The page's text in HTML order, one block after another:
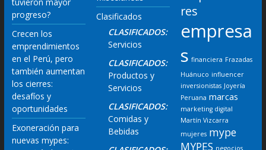
tuvieron mayor
progreso?
Crecen los
emprendimientos
en el Perú, pero
también aumentan
los cierres:
desafíos y
oportunidades
Exoneración para
nuevas mypes:
Clasificados
CLASIFICADOS:
Servicios
CLASIFICADOS:
Productos y
Servicios
CLASIFICADOS:
Comidas y
Bebidas
res
empresa
s financiera Frazadas
Huánuco influencer
inversionistas Joyería
Peruana marcas
marketing digital
Martín Vizcarra
mujeres mype
MYPES